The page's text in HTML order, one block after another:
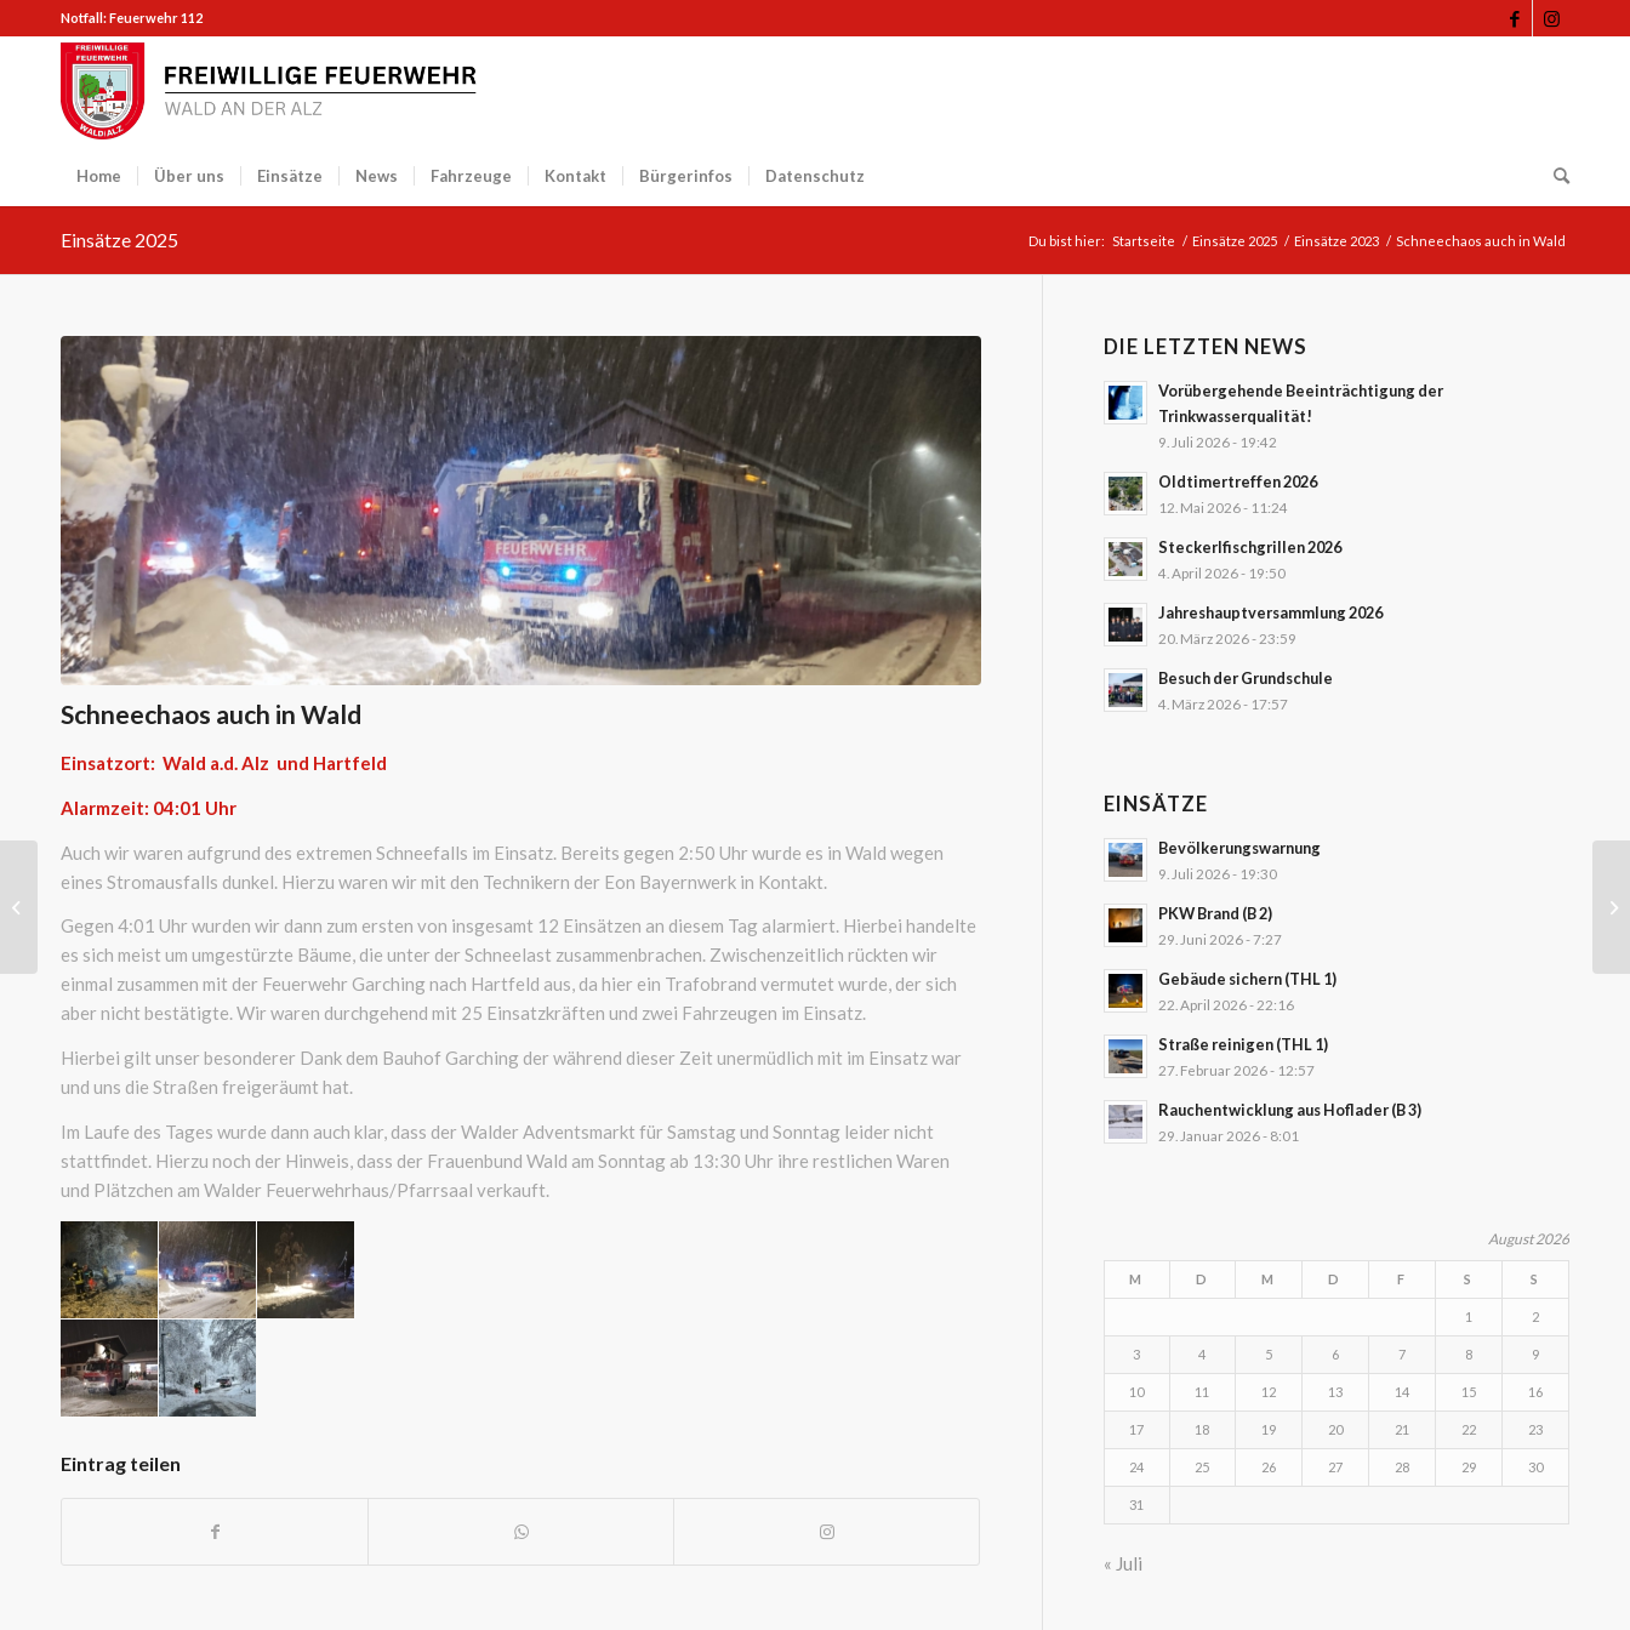
Notfall: Feuerwehr 112
Home Über uns Einsätze News Fahrzeuge Kontakt Bürgerinfos Datenschutz
Einsätze 2025 Du bist hier: Startseite / Einsätze 2025 / Einsätze 2023 / Schneechaos auch in Wald
Schneechaos auch in Wald
Einsatzort: Wald a.d. Alz und Hartfeld
Alarmzeit: 04:01 Uhr
Auch wir waren aufgrund des extremen Schneefalls im Einsatz. Bereits gegen 2:50 Uhr wurde es in Wald wegen
eines Stromausfalls dunkel. Hierzu waren wir mit den Technikern der Eon Bayernwerk in Kontakt.
Gegen 4:01 Uhr wurden wir dann zum ersten von insgesamt 12 Einsätzen an diesem Tag alarmiert. Hierbei handelte
es sich meist um umgestürzte Bäume, die unter der Schneelast zusammenbrachen. Zwischenzeitlich rückten wir
einmal zusammen mit der Feuerwehr Garching nach Hartfeld aus, da hier ein Trafobrand vermutet wurde, der sich
aber nicht bestätigte. Wir waren durchgehend mit 25 Einsatzkräften und zwei Fahrzeugen im Einsatz.
Hierbei gilt unser besonderer Dank dem Bauhof Garching der während dieser Zeit unermüdlich mit im Einsatz war
und uns die Straßen freigeräumt hat.
Im Laufe des Tages wurde dann auch klar, dass der Walder Adventsmarkt für Samstag und Sonntag leider nicht
stattfindet. Hierzu noch der Hinweis, dass der Frauenbund Wald am Sonntag ab 13:30 Uhr ihre restlichen Waren
und Plätzchen am Walder Feuerwehrhaus/Pfarrsaal verkauft.
Eintrag teilen
DIE LETZTEN NEWS
Vorübergehende Beeinträchtigung der
Trinkwasserqualität!
9. Juli 2026 - 19:42
Oldtimertreffen 2026
12. Mai 2026 - 11:24
Steckerlfischgrillen 2026
4. April 2026 - 19:50
Jahreshauptversammlung 2026
20. März 2026 - 23:59
Besuch der Grundschule
4. März 2026 - 17:57
EINSÄTZE
Bevölkerungswarnung
9. Juli 2026 - 19:30
PKW Brand (B 2)
29. Juni 2026 - 7:27
Gebäude sichern (THL 1)
22. April 2026 - 22:16
Straße reinigen (THL 1)
27. Februar 2026 - 12:57
Rauchentwicklung aus Hoflader (B 3)
29. Januar 2026 - 8:01
August 2026
M D M D F S S
1 2
3 4 5 6 7 8 9
10 11 12 13 14 15 16
17 18 19 20 21 22 23
24 25 26 27 28 29 30
31
« Juli